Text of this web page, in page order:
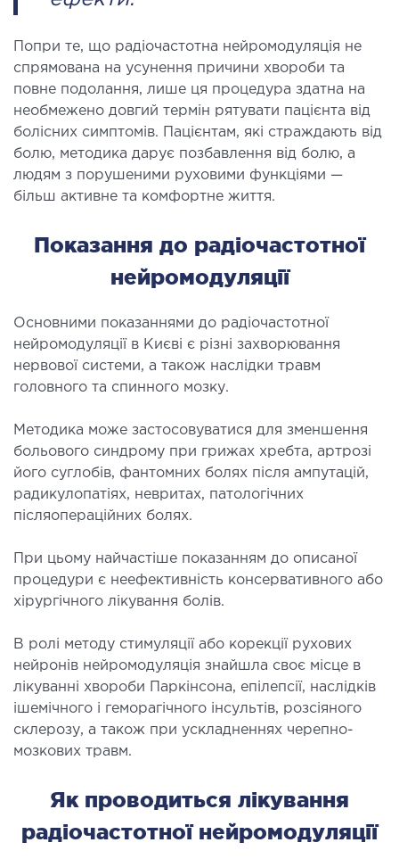
І ЖОВЧНИХ ПРОТОК
хвороб печінки
печінки і жовчних проток
ХІРУРГІЯ
ХІРУРГІЯ
хірургія в клініці
стаціонар
інтенсивної терапії
стаціонар
транспортування у Києві та області
хворих)
судин
(ЕКГ)
діагностика
РЕЗОНАНСНА
(МРТ)
Попри те, що радіочастотна нейромодуляція не
спрямована на усунення причини хвороби та
повне подолання, лише ця процедура здатна на
необмежено довгий термін рятувати пацієнта від
болісних симптомів. Пацієнтам, які страждають від
болю, методика дарує позбавлення від болю, а
людям з порушеними руховими функціями —
більш активне та комфортне життя.
Показання до радіочастотної
нейромодуляції
Основними показаннями до радіочастотної
нейромодуляції в Києві є різні захворювання
нервової системи, а також наслідки травм
головного та спинного мозку.
Методика може застосовуватися для зменшення
больового синдрому при грижах хребта, артрозі
його суглобів, фантомних болях після ампутацій,
радикулопатіях, невритах, патологічних
післяопераційних болях.
При цьому найчастіше показанням до описаної
процедури є неефективність консервативного або
хірургічного лікування болів.
В ролі методу стимуляції або корекції рухових
нейронів нейромодуляція знайшла своє місце в
лікуванні хвороби Паркінсона, епілепсії, наслідків
ішемічного і геморагічного інсультів, розсіяного
склерозу, а також при ускладненнях черепно-
мозкових травм.
Як проводиться лікування
радіочастотної нейромодуляції